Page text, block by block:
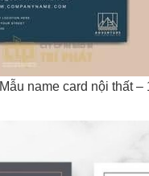
Mẫu name card nội thất –